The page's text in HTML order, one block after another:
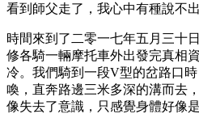
看到師父走了，我心中有種說不出
時間來到了二零一七年五月三十
修各騎一輛摩托車外出發完真相
冷。我們騎到一段V型的岔路口
喚，直奔路邊三米多深的溝而去
像失去了意識，只感覺身體好像